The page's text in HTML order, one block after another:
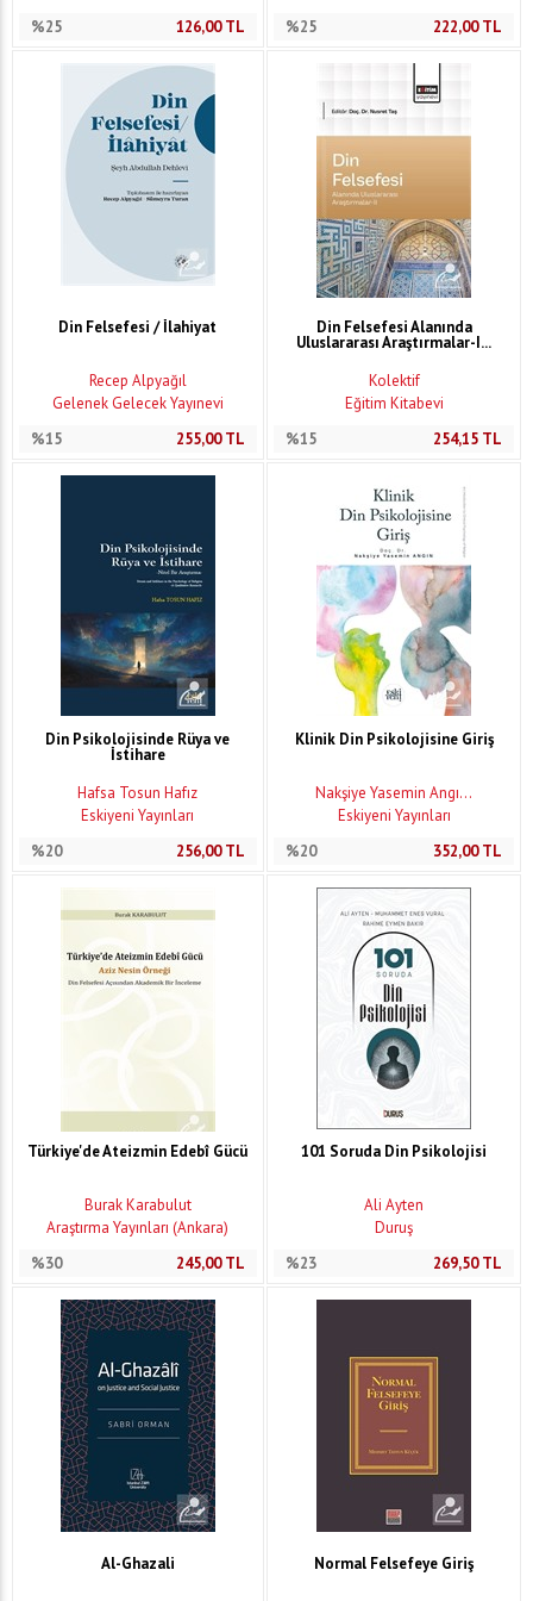
%25
126,00TL
%25
222,00TL
Din Felsefesi / İlahiyat
Recep Alpyağıl
Gelenek Gelecek Yayınevi
%15
255,00TL
Din Felsefesi Alanında
Uluslararası Araştırmalar-I...
Kolektif
Eğitim Kitabevi
%15
254,15 TL
Din Psikolojisinde Rüya ve
İstihare
Hafsa Tosun Hafız
Eskiyeni Yayınları
%20
256,00TL
Klinik Din Psikolojisine Giriş
Nakşiye Yasemin Angı...
Eskiyeni Yayınları
%20
352,00TL
Türkiye'de Ateizmin Edebî Gücü
Burak Karabulut
Araştırma Yayınları (Ankara)
%30
245,00TL
101 Soruda Din Psikolojisi
Ali Ayten
Duruş
%23
269,50TL
Al-Ghazali Normal Felsefeye Giriş